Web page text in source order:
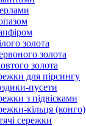
золота
золота
золота
для пірсингу
пусети
з підвісками
кільця (конго)
сережки